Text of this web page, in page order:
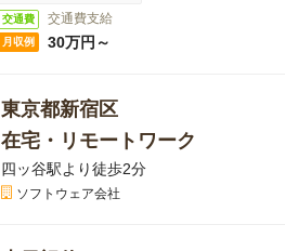
交通費 交通費支給
月収例 30万円～
東京都新宿区
在宅・リモートワーク
四ッ谷駅より徒歩2分
ソフトウェア会社